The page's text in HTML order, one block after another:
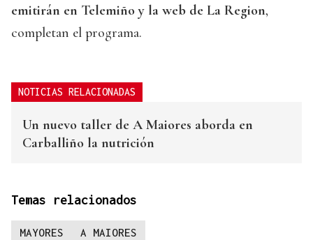
emitirán en Telemiño y la web de La Region,
completan el programa.
NOTICIAS RELACIONADAS
Un nuevo taller de A Maiores aborda en
Carballiño la nutrición
Temas relacionados
MAYORES A MAIORES